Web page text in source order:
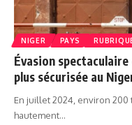
NIGER PAYS
Évasion
plus sécurisée au
En juillet 2024, environ
hautement…